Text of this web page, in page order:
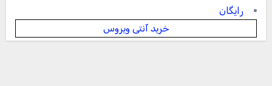
رایگان
خرید آنتی ویروس